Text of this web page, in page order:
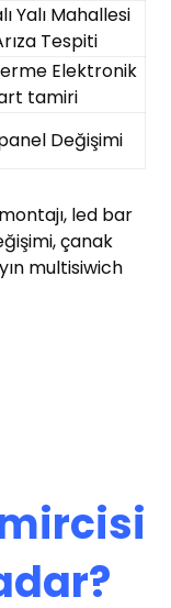
Yalı Mahallesi
Tespiti
Elektronik
tamiri
Değişimi
led bar
çanak
multisiwich